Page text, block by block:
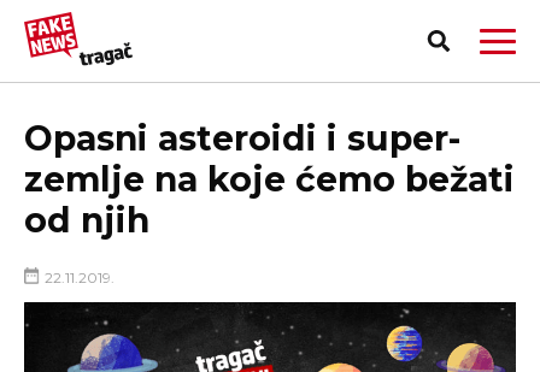
Opasni asteroidi i super-
zemlje na koje ćemo bežati
od njih
22.11.2019.